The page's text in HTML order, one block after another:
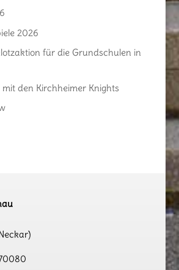
2026
für die Grundschulen in
den Kirchheimer Knights